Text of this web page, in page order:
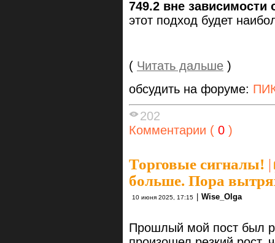
749.2 вне
этот подход будет
( Читать дальше )
обсудить на форуме:
202
Комментарии ( 0 )
Торговые сигналы! |
больше. Пора
10 июня 2025, 17:15 Wise_Olga
Прошлый мой пост был